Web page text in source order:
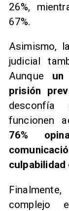
26%,
67%.
Asimismo,
judicial
Aunque un
prisión
funcionen
76%
culpabilidad
complejo